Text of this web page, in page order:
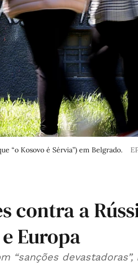
“o Kosovo é Sérvia”) em Belgrado.
contra a
Europa
“sanções devastadoras”,